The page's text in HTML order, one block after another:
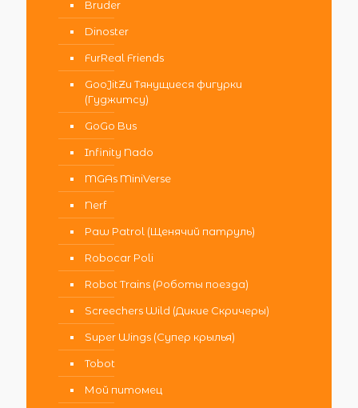
Bruder
Dinoster
FurReal Friends
GooJitZu Тянущиеся фигурки
(Гуджитсу)
GoGo Bus
Infinity Nado
MGAs MiniVerse
Nerf
Paw Patrol (Щенячий патруль)
Robocar Poli
Robot Trains (Роботы поезда)
Screechers Wild (Дикие Скричеры)
Super Wings (Супер крылья)
Tobot
Мой питомец